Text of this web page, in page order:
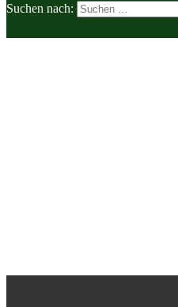
Suchen nach: